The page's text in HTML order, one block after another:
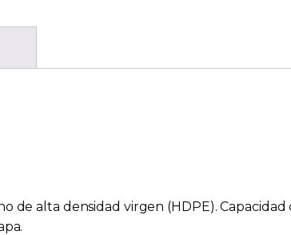
alta densidad virgen (HDPE). Capacidad